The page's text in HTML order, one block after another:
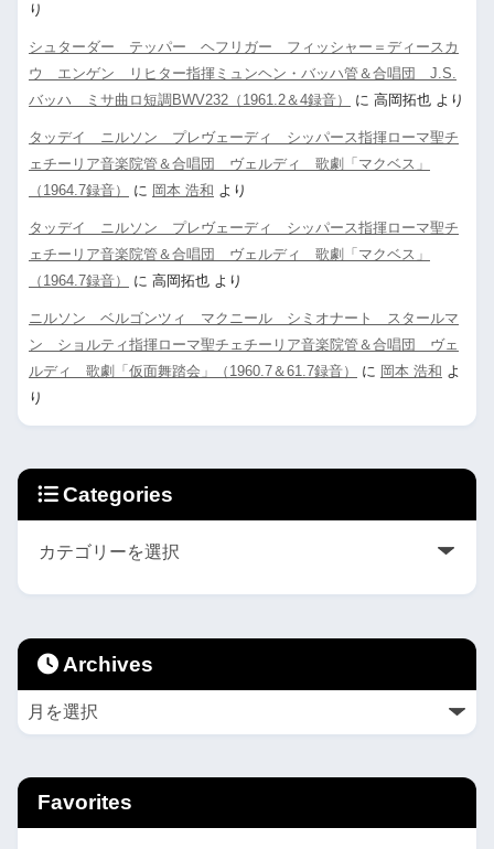
り
シュターダー テッパー ヘフリガー フィッシャー＝ディースカ
ウ エンゲン リヒター指揮ミュンヘン・バッハ管＆合唱団 J.S.
バッハ ミサ曲ロ短調BWV232（1961.2＆4録音）
に 高岡拓也 より
タッデイ ニルソン プレヴェーディ シッパース指揮ローマ聖チ
ェチーリア音楽院管＆合唱団 ヴェルディ 歌劇「マクベス」
（1964.7録音）
に 岡本 浩和 より
タッデイ ニルソン プレヴェーディ シッパース指揮ローマ聖チ
ェチーリア音楽院管＆合唱団 ヴェルディ 歌劇「マクベス」
（1964.7録音）
に 高岡拓也 より
ニルソン ベルゴンツィ マクニール シミオナート スタールマ
ン ショルティ指揮ローマ聖チェチーリア音楽院管＆合唱団 ヴェ
ルディ 歌劇「仮面舞踏会」（1960.7＆61.7録音）
に 岡本 浩和 よ
り
Categories
Archives
Favorites